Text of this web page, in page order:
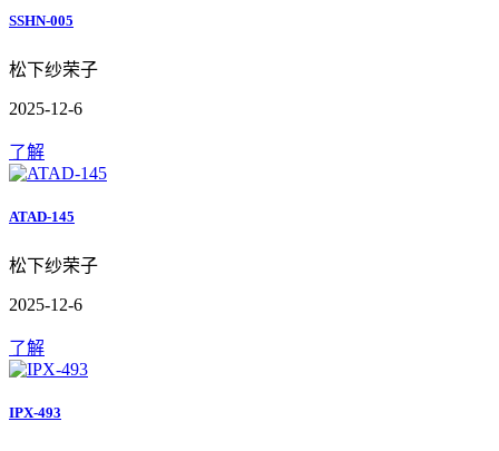
SSHN-005
松下纱荣子
2025-12-6
了解
ATAD-145
松下纱荣子
2025-12-6
了解
IPX-493